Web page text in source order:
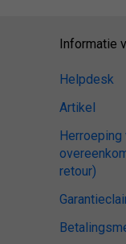
Informatie
Helpdesk
Artikel
Herroeping
retour)